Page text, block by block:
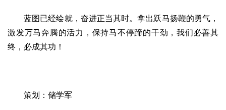
蓝图已经绘就，奋进正当其时。拿出跃马扬鞭的勇气，
激发万马奔腾的活力，保持马不停蹄的干劲，我们必善其
终，必成其功！
策划：储学军